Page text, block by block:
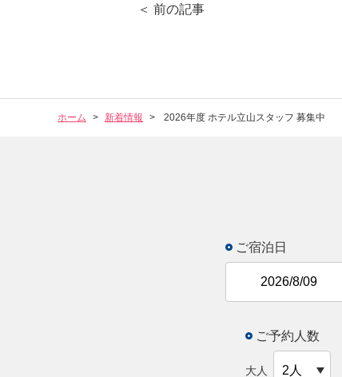
＜ 前の記事
ホーム 新着情報 2026年度 ホテル立山スタッフ 募集中
ご宿泊日
ご予約人数
大人